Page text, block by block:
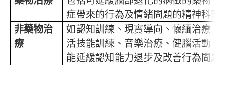
症帶來的行為及情緒問題的精神科藥
非藥物治
療
如認知訓練、現實導向、懷緬治療、
活技能訓練、音樂治療、健腦活動、
能延緩認知能力退步及改善行為問題